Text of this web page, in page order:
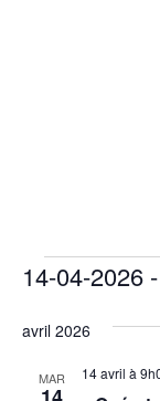
14-04-2026 -
une
avril 2026
MAR 14 avril à